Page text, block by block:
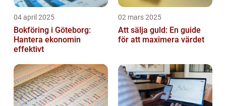
04 april 2025
Bokföring i Göteborg:
Hantera ekonomin
effektivt
02 mars 2025
Att sälja guld: En guide
för att maximera värdet